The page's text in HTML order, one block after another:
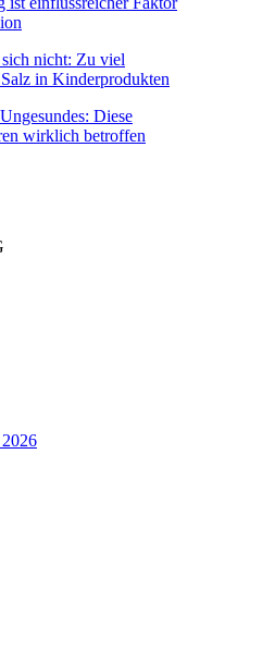
nicht: Zu viel
in Kinderprodukten
Diese
wirklich betroffen